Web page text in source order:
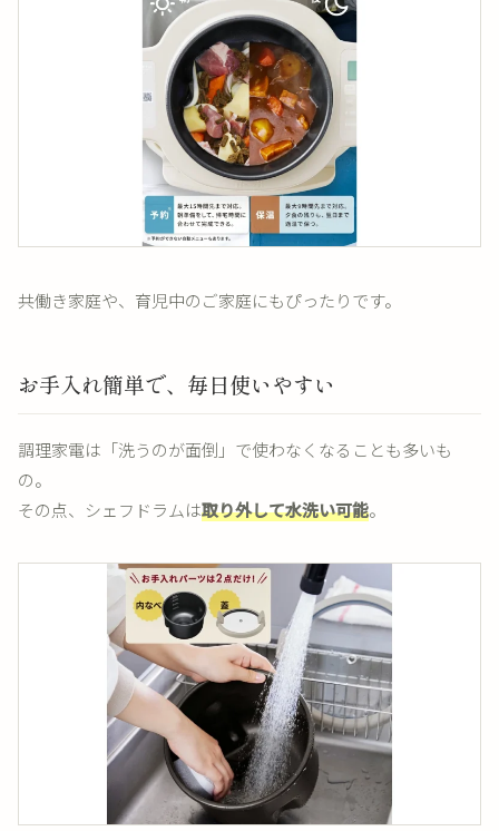
共働き家庭や、育児中のご家庭にもぴったりです。
お手入れ簡単で、毎日使いやすい
調理家電は「洗うのが面倒」で使わなくなることも多いも
の。
その点、シェフドラムは取り外して水洗い可能。